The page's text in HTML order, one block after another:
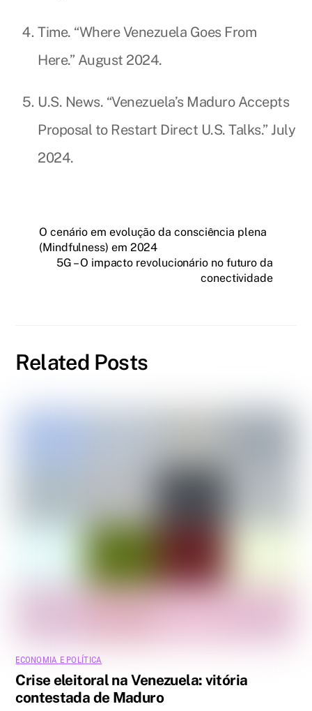
Time. “Where Venezuela Goes From
Here.” August 2024.
U.S. News. “Venezuela’s Maduro Accepts
Proposal to Restart Direct U.S. Talks.” July
2024.
O cenário em evolução da consciência plena
(Mindfulness) em 2024
5G – O impacto revolucionário no futuro da
conectividade
Related Posts
ECONOMIA E POLÍTICA
Crise eleitoral na Venezuela: vitória
contestada de Maduro